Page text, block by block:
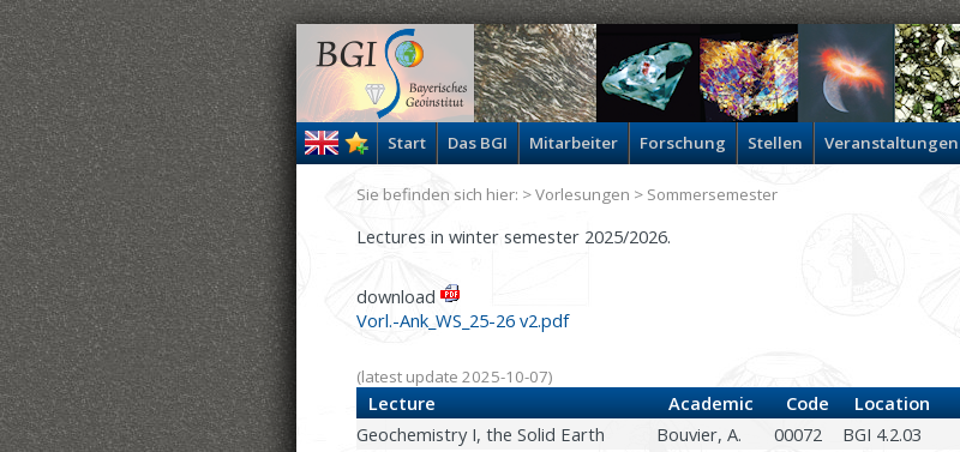
Start Das BGI Mitarbeiter Forschung Stellen Veranstaltungen
Lectures in winter semester 2025/2026.
download
Vorl.-Ank_WS_25-26 v2.pdf
(latest update 2025-10-07)
Lecture Academic Code Location
Geochemistry I, the Solid Earth
Bouvier, A. 00072 BGI 4.2.03
Sie befinden sich hier: >Vorlesungen > Sommersemester